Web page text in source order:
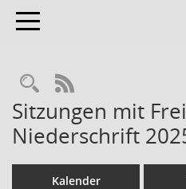
Toggle navigation
RSS-Feed
Sitzungen mit
Niederschrift
Kalender